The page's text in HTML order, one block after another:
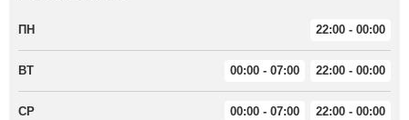
ПН 22:00 - 00:00
ВТ 00:00 - 07:00 22:00 - 00:00
СР 00:00 - 07:00 22:00 - 00:00